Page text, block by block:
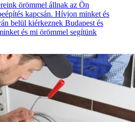
örömmel állnak az Ön
kapcsán. Hívjon minket és
belül kiérkeznek Budapest és
és mi örömmel segítünk